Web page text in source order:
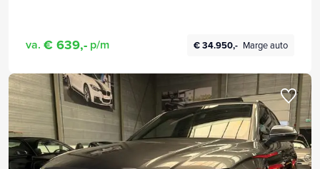
va. € 639,- p/m € 34.950,- Marge auto